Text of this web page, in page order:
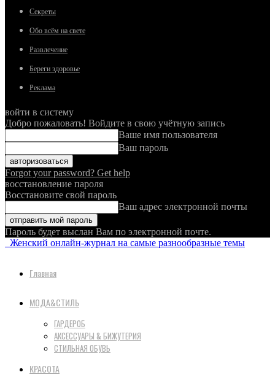
Секреты
Обо всём на свете
Развлечение
Береги здоровье
Реклама
войти в систему
Добро пожаловать! Войдите в свою учётную запись
Ваше имя пользователя
Ваш пароль
Forgot your password? Get help
восстановление пароля
Восстановите свой пароль
Ваш адрес электронной почты
Пароль будет выслан Вам по электронной почте.
Женский онлайн-журнал на самые разнообразные темы
Главная
МОДА&СТИЛЬ
ГАРДЕРОБ
АКСЕССУАРЫ & БИЖУТЕРИЯ
СТИЛЬНАЯ ОБУВЬ
КРАСОТА